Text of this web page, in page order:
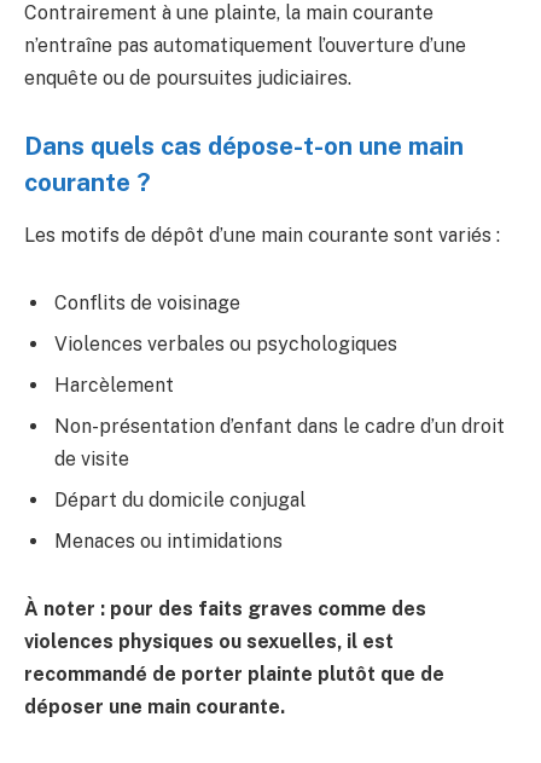
Contrairement à une plainte, la main courante
n’entraîne pas automatiquement l’ouverture d’une
enquête ou de poursuites judiciaires.
Dans quels cas dépose-t-on une main
courante ?
Les motifs de dépôt d’une main courante sont variés :
Conflits de voisinage
Violences verbales ou psychologiques
Harcèlement
Non-présentation d’enfant dans le cadre d’un droit
de visite
Départ du domicile conjugal
Menaces ou intimidations
À noter : pour des faits graves comme des
violences physiques ou sexuelles, il est
recommandé de porter plainte plutôt que de
déposer une main courante.